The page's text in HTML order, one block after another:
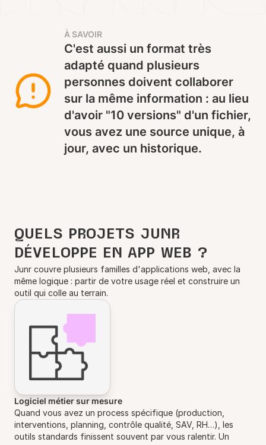
À SAVOIR
C'est aussi un format très
adapté quand plusieurs
personnes doivent collaborer
sur la même information : au lieu
d'avoir "10 versions" d'un fichier,
vous avez une source unique, à
jour, avec un historique.
QUELS PROJETS JUNR
DÉVELOPPE EN APP WEB ?
Junr couvre plusieurs familles d'applications web, avec la
même logique : partir de votre usage réel et construire un
outil qui colle au terrain.
Logiciel métier sur mesure
Quand vous avez un process spécifique (production,
interventions, planning, contrôle qualité, SAV, RH…), les
outils standards finissent souvent par vous ralentir. Un